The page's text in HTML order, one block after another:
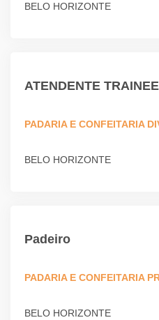
BELO HORIZONTE
ATENDENTE TRAINEE
PADARIA E CONFEITARIA
BELO HORIZONTE
Padeiro
PADARIA E CONFEITARIA
BELO HORIZONTE